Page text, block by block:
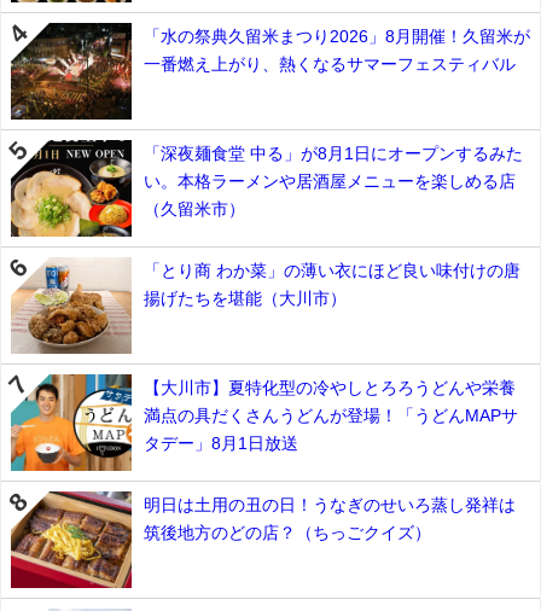
「水の祭典久留米まつり2026」8月開催！久留米が
一番燃え上がり、熱くなるサマーフェスティバル
「深夜麺食堂 中る」が8月1日にオープンするみた
い。本格ラーメンや居酒屋メニューを楽しめる店
（久留米市）
「とり商 わか菜」の薄い衣にほど良い味付けの唐
揚げたちを堪能（大川市）
【大川市】夏特化型の冷やしとろろうどんや栄養
満点の具だくさんうどんが登場！「うどんMAPサ
タデー」8月1日放送
明日は土用の丑の日！うなぎのせいろ蒸し発祥は
筑後地方のどの店？（ちっごクイズ）